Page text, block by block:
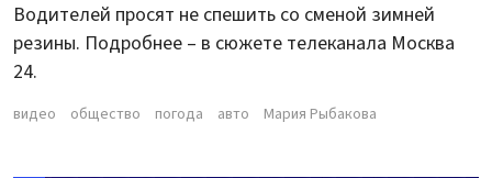
Водителей просят не спешить со сменой зимней
резины. Подробнее – в сюжете телеканала Москва
24.
видео общество погода авто Мария Рыбакова